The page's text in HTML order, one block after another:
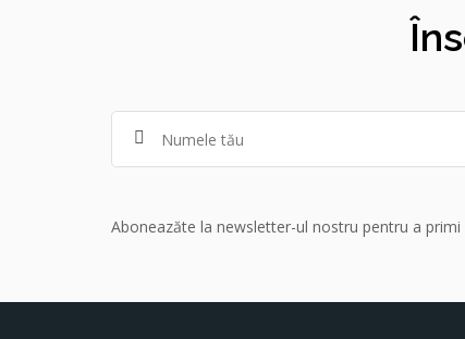
Aboneazăte la newsletter-ul nostru pentru a